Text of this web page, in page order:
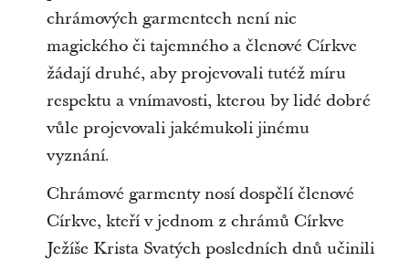
chrámových garmentech není nic
magického či tajemného a členové Církve
žádají druhé, aby projevovali tutéž míru
respektu a vnímavosti, kterou by lidé dobré
vůle projevovali jakémukoli jinému
vyznání.
Chrámové garmenty nosí dospělí členové
Církve, kteří v jednom z chrámů Církve
Ježíše Krista Svatých posledních dnů učinili